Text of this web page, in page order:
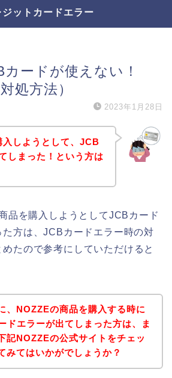
ジットカードエラー
ードが使えない！
処方法）
2023年1月28日
しようとして、JCB
しまった！という方は
品を購入しようとしてJCBカード
方は、JCBカードエラー時の対
たので参考にしていただけると
、NOZZEの商品を購入する時に
ドエラーが出てしまった方は、ま
記NOZZEの公式サイトをチェッ
みてはいかがでしょうか？